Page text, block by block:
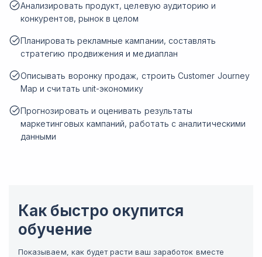
Анализировать продукт, целевую аудиторию и
конкурентов, рынок в целом
Планировать рекламные кампании, составлять
стратегию продвижения и медиаплан
Описывать воронку продаж, строить Customer Journey
Map и считать unit-экономику
Прогнозировать и оценивать результаты
маркетинговых кампаний, работать с аналитическими
данными
Как быстро окупится
обучение
Показываем, как будет расти ваш заработок вместе